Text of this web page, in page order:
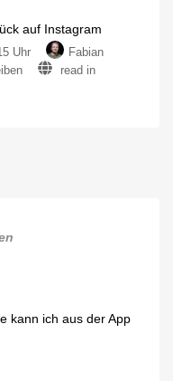
für
Unterstützung
auf Instagram
Uhr
Fabian
zu
read in
kann ich aus der App